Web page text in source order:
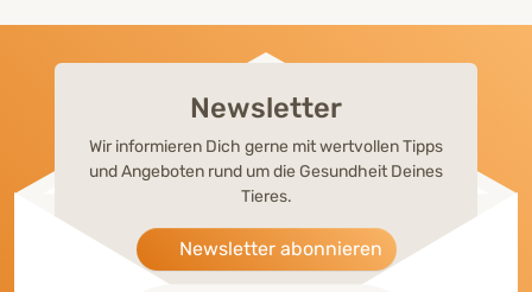
Newsletter
Wir informieren Dich gerne mit wertvollen Tipps
und Angeboten rund um die Gesundheit Deines
Tieres.
Newsletter abonnieren